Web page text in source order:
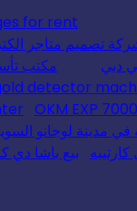
for rent
تصميم متاجر
دبي
مكتب
detector
OKM EXP 7000
مدينة لوجانو
بيع باشا دي